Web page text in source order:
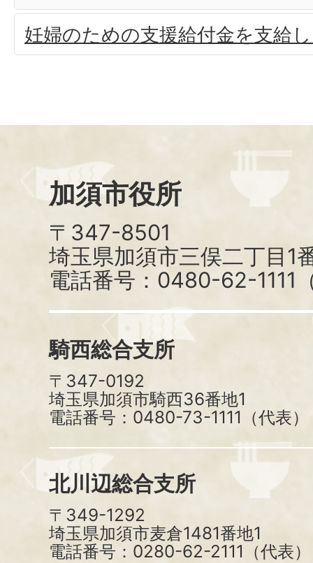
妊婦のための支援給付金を支給
加須市役所
〒347-8501
埼玉県加須市三俣二丁目1
電話番号：0480-62-1111
騎西総合支所
〒347-0192
埼玉県加須市騎西36番地1
電話番号：0480-73-1111（代表）
北川辺総合支所
〒349-1292
埼玉県加須市麦倉1481番地1
電話番号：0280-62-2111（代表）